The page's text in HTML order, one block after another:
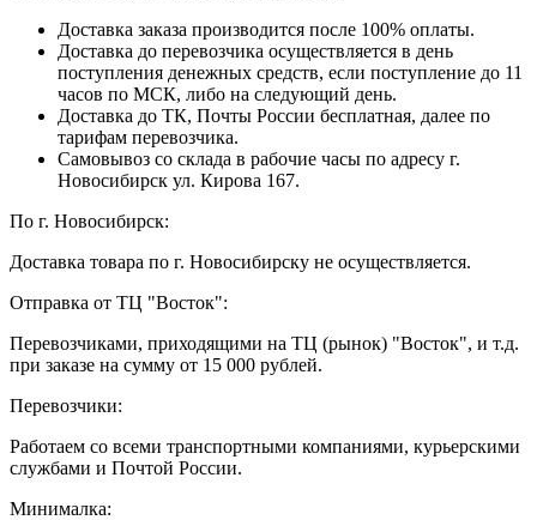
Доставка заказа производится после 100% оплаты.
Доставка до перевозчика осуществляется в день
поступления денежных средств, если поступление до 11
часов по МСК, либо на следующий день.
Доставка до ТК, Почты России бесплатная, далее по
тарифам перевозчика.
Самовывоз со склада в рабочие часы по адресу г.
Новосибирск ул. Кирова 167.
По г. Новосибирск:
Доставка товара по г. Новосибирску не осуществляется.
Отправка от ТЦ "Восток":
Перевозчиками, приходящими на ТЦ (рынок) "Восток", и т.д.
при заказе на сумму от 15 000 рублей.
Перевозчики:
Работаем со всеми транспортными компаниями, курьерскими
службами и Почтой России.
Минималка: